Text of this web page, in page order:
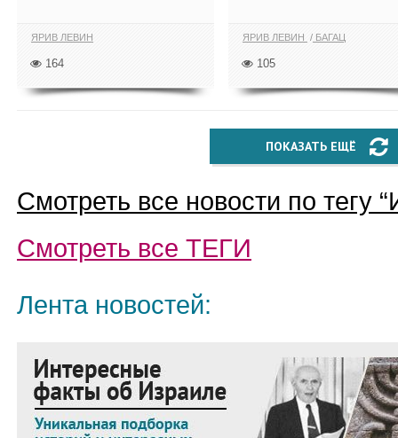
ЯРИВ ЛЕВИН
164
ЯРИВ ЛЕВИН БАГАЦ
105
ПОКАЗАТЬ ЕЩЁ
Смотреть все новости по тегу “
Смотреть все ТЕГИ
Лента новостей: